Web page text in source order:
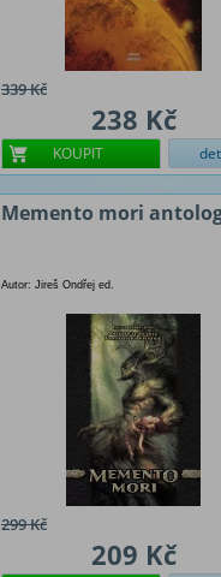
339 Kč
238 Kč
KOUPIT
Memento mori
Autor: Jireš Ondřej ed.
299 Kč
209 Kč